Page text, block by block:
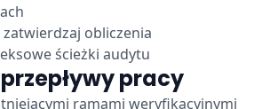
obliczenia
ścieżki audytu
pracy
ramami weryfikacyjnymi